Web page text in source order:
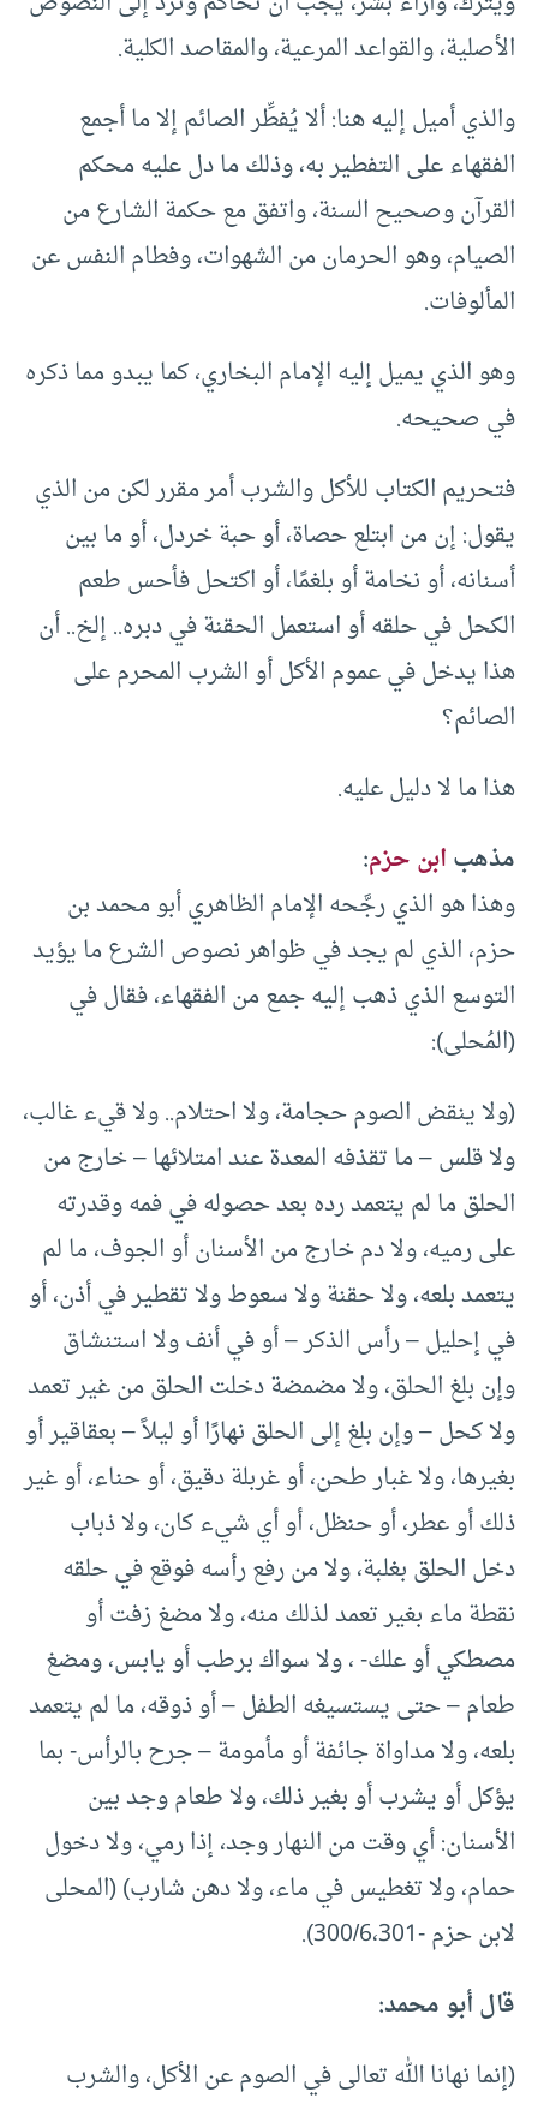
الأصلية، والقواعد المرعية، والمقاصد الكلية.
والذي أميل إليه هنا: ألا يُفطِّر الصائم إلا ما أجمع
الفقهاء على التفطير به، وذلك ما دل عليه محكم
القرآن وصحيح السنة، واتفق مع حكمة الشارع من
الصيام، وهو الحرمان من الشهوات، وفطام النفس عن
المألوفات.
وهو الذي يميل إليه الإمام البخاري، كما يبدو مما ذكره
في صحيحه.
فتحريم الكتاب للأكل والشرب أمر مقرر لكن من الذي
يقول: إن من ابتلع حصاة، أو حبة خردل، أو ما بين
أسنانه، أو نخامة أو بلغمًا، أو اكتحل فأحس طعم
الكحل في حلقه أو استعمل الحقنة في دبره.. إلخ.. أن
هذا يدخل في عموم الأكل أو الشرب المحرم على
الصائم؟
هذا ما لا دليل عليه.
مذهبابن حزم:
وهذا هو الذي رجَّحه الإمام الظاهري أبو محمد بن
حزم، الذي لم يجد في ظواهر نصوص الشرع ما يؤيد
التوسع الذي ذهب إليه جمع من الفقهاء، فقال في
(المُحلى):
(ولا ينقض الصوم حجامة، ولا احتلام.. ولا قيء غالب،
ولا قلس – ما تقذفه المعدة عند امتلائها – خارج من
الحلق ما لم يتعمد رده بعد حصوله في فمه وقدرته
على رميه، ولا دم خارج من الأسنان أو الجوف، ما لم
يتعمد بلعه، ولا حقنة ولا سعوط ولا تقطير في أذن، أو
في إحليل – رأس الذكر – أو في أنف ولا استنشاق
وإن بلغ الحلق، ولا مضمضة دخلت الحلق من غير تعمد
ولا كحل – وإن بلغ إلى الحلق نهارًا أو ليلاً – بعقاقير أو
بغيرها، ولا غبار طحن، أو غربلة دقيق، أو حناء، أو غير
ذلك أو عطر، أو حنظل، أو أي شيء كان، ولا ذباب
دخل الحلق بغلبة، ولا من رفع رأسه فوقع في حلقه
نقطة ماء بغير تعمد لذلك منه، ولا مضغ زفت أو
مصطكي أو علك- ، ولا سواك برطب أو يابس، ومضغ
طعام – حتى يستسيغه الطفل – أو ذوقه، ما لم يتعمد
بلعه، ولا مداواة جائفة أو مأمومة – جرح بالرأس- بما
يؤكل أو يشرب أو بغير ذلك، ولا طعام وجد بين
الأسنان: أي وقت من النهار وجد، إذا رمي، ولا دخول
حمام، ولا تغطيس في ماء، ولا دهن شارب) (المحلى
لابن حزم -300/6،301).
قال أبو محمد:
(إنما نهانا الله تعالى في الصوم عن الأكل، والشرب